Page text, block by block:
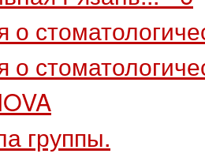
о
о
группы.